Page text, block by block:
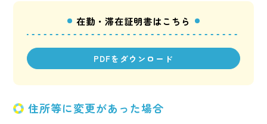
在勤・滞在証明書はこちら
PDFをダウンロード
住所等に変更があった場合